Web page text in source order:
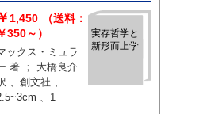
実存哲学と
新形而上学
￥ 1,450
（送料：
350～）
ックス・ミュラ
著 ； 大橋良介
社 、
2.5~3cm 、1